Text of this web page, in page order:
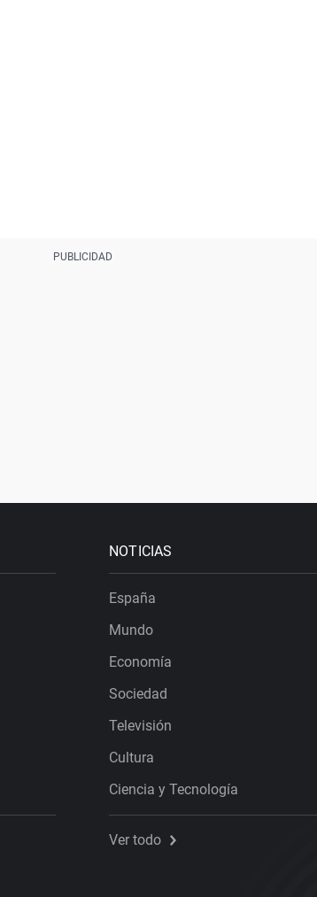
NOTICIAS
España
Mundo
Economía
Sociedad
Televisión
Cultura
Ciencia y Tecnología
Ver todo